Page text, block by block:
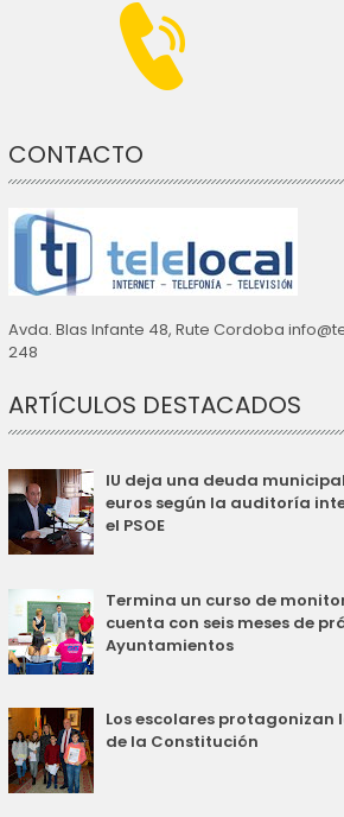
CONTACTO
Avda. Blas Infante 48, Rute Cordoba
248
ARTÍCULOS DESTACADOS
IU deja una deuda
euros según la auditoría
el PSOE
Termina un curso de
cuenta con seis meses de
Ayuntamientos
Los escolares protagonizan
de la Constitución